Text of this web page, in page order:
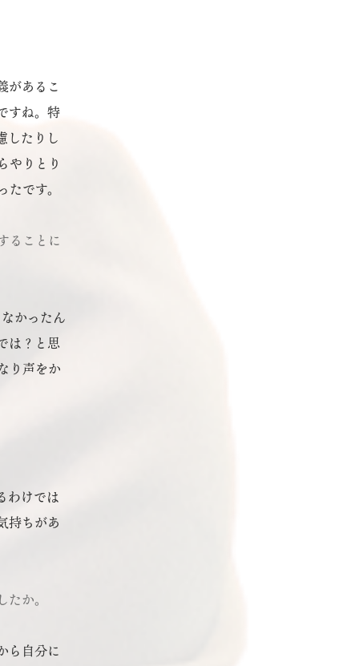
があるこ
すね。特
したりし
やりとり
です。
ることに
かったん
は？と思
り声をか
わけでは
持ちがあ
か。
ら自分に